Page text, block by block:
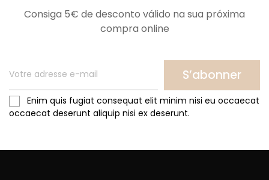
Consiga 5€ de desconto válido na sua próxima
compra online
S’abonner
Enim quis fugiat consequat elit minim nisi eu occaecat
occaecat deserunt aliquip nisi ex deserunt.